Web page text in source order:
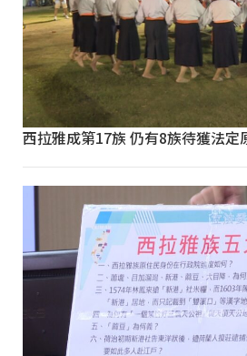
西拉雅成第17族 仍有8族待獲法定